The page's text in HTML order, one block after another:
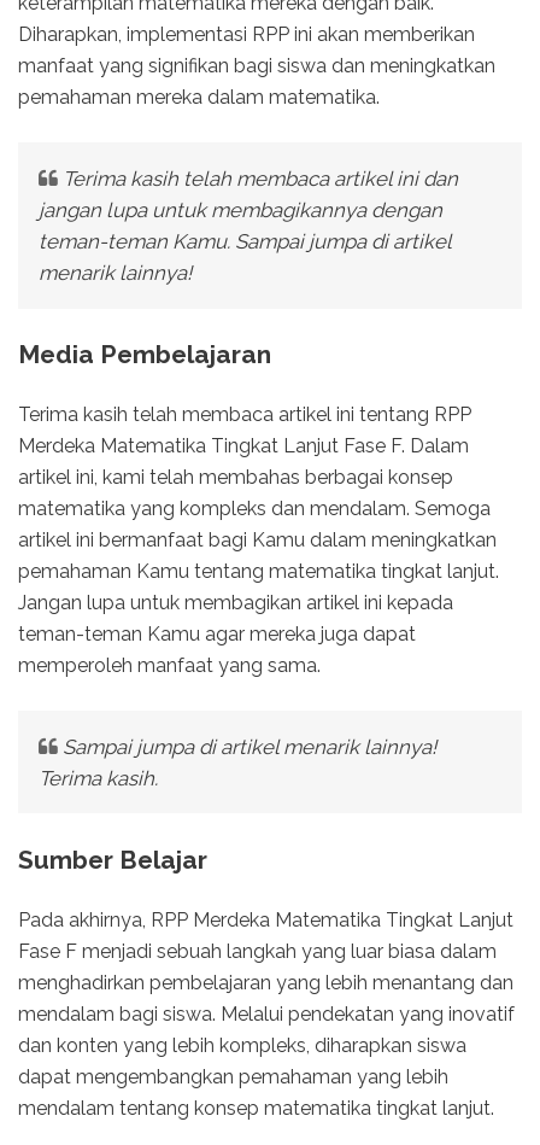
Diharapkan, implementasi RPP ini akan memberikan
manfaat yang signifikan bagi siswa dan meningkatkan
pemahaman mereka dalam matematika.
Terima kasih telah membaca artikel ini dan
jangan lupa untuk membagikannya dengan
teman-teman Kamu. Sampai jumpa di artikel
menarik lainnya!
Media Pembelajaran
Terima kasih telah membaca artikel ini tentang RPP
Merdeka Matematika Tingkat Lanjut Fase F. Dalam
artikel ini, kami telah membahas berbagai konsep
matematika yang kompleks dan mendalam. Semoga
artikel ini bermanfaat bagi Kamu dalam meningkatkan
pemahaman Kamu tentang matematika tingkat lanjut.
Jangan lupa untuk membagikan artikel ini kepada
teman-teman Kamu agar mereka juga dapat
memperoleh manfaat yang sama.
Sampai jumpa di artikel menarik lainnya!
Terima kasih.
Sumber Belajar
Pada akhirnya, RPP Merdeka Matematika Tingkat Lanjut
Fase F menjadi sebuah langkah yang luar biasa dalam
menghadirkan pembelajaran yang lebih menantang dan
mendalam bagi siswa. Melalui pendekatan yang inovatif
dan konten yang lebih kompleks, diharapkan siswa
dapat mengembangkan pemahaman yang lebih
mendalam tentang konsep matematika tingkat lanjut.